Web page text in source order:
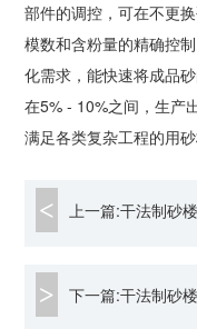
部件的调控，可在不更
模数和含粉量的精确控
化需求，能快速将成品
在5% - 10%之间，生产
满足各类复杂工程的用砂
上一篇:干法制砂
下一篇:干法制砂